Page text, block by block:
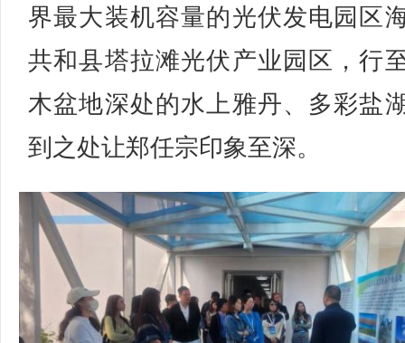
界最大装机容量的光伏发电园区
共和县塔拉滩光伏产业园区，行
木盆地深处的水上雅丹、多彩盐
到之处让郑任宗印象至深。